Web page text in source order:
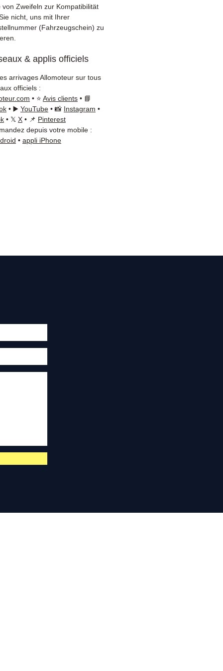
vor dem Versand getestet
Garantie inbegriffen
Lieferung mit
/ DB Schenker)
Kundenservice per
Sie einen Rat?
Sie uns unter
54(WhatsApp verfügbar)
bis Freitag, 9h-18h.
von Zweifeln zur Kompatibilität
nicht, uns mit Ihrer
(Fahrzeugschein) zu
& applis officiels
arrivages Allomoteur sur tous
officiels :
• ⭐ Avis clients • 📘
• ▶️ YouTube • 📸 Instagram •
• 𝕏 X • 📌 Pinterest
depuis votre mobile :
• appli iPhone